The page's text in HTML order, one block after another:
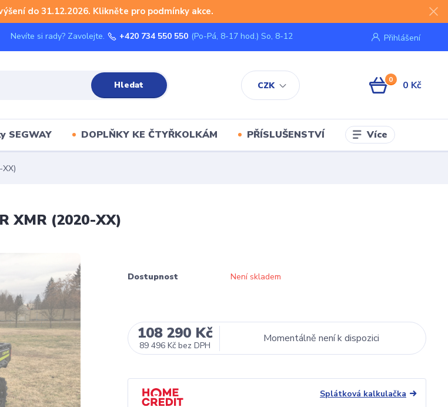
do 31.12.2026. Klikněte pro podmínky akce.
CZK
Přihlášení
Hledat
Nevíte si rady? Zavolejte. +420 734 550 550 (Po-Pá, 8-17 hod.) So, 8-12
0 0 Kč
SEGWAY DOPLŇKY KE ČTYŘKOLKÁM PŘÍSLUŠENSTVÍ Více
XMR (2020-XX)
Dostupnost Není skladem
108 290 Kč
89 496 Kč bez DPH
Momentálně není k dispozici
Splátková kalkulačka